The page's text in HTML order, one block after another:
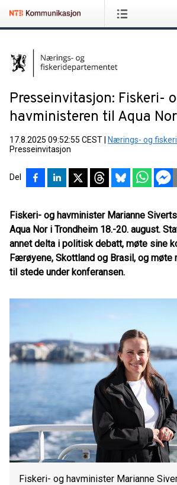
Presseinvitasjon: Fiskeri-
havministeren til Aqua Nor
17.8.2025 09:52:55 CEST Nærings- og
Presseinvitasjon
Del
Fiskeri- og havminister Marianne
Aqua Nor i Trondheim 18.-20. august.
annet delta i politisk debatt, møte sine
Færøyene, Skottland og Brasil, og
til stede under konferansen.
Fiskeri- og havminister Marianne